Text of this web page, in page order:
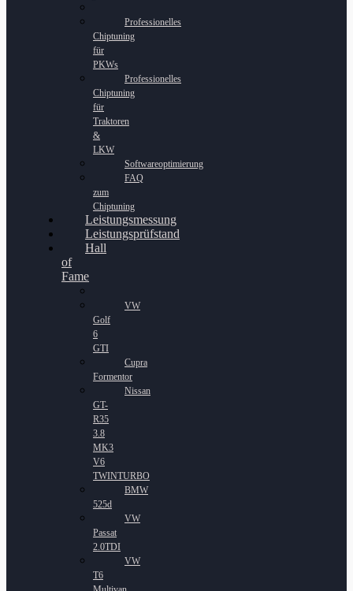
Professionelles
Chiptuning
für
PKWs
Professionelles
Chiptuning
für
Traktoren
&
LKW
Softwareoptimierung
FAQ
zum
Chiptuning
Leistungsmessung
Leistungsprüfstand
Hall
of
Fame
VW
Golf
6
GTI
Cupra
Formentor
Nissan
GT-
R35
3.8
MK3
V6
TWINTURBO
BMW
525d
VW
Passat
2.0TDI
VW
T6